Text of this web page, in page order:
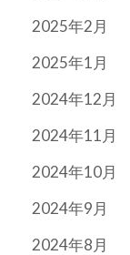
2025年2月
2025年1月
2024年12月
2024年11月
2024年10月
2024年9月
2024年8月